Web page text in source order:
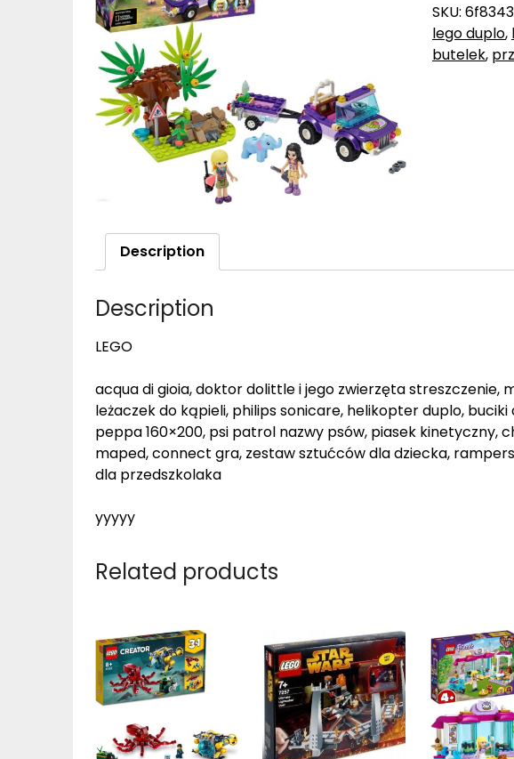
SKU:
lego duplo,
butelek,
Description
Description
LEGO
acqua di gioia, doktor dolittle i jego zwierzęta streszczenie,
leżaczek do kąpieli, philips sonicare, helikopter duplo,
peppa 160×200, psi patrol nazwy psów, piasek kinetyczny,
maped, connect gra, zestaw sztućców dla dziecka,
dla przedszkolaka
yyyyy
Related products